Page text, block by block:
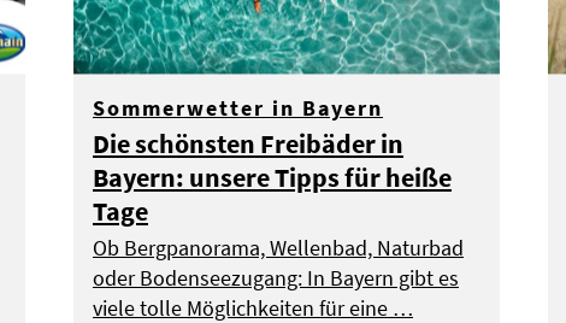
Sommerwetter in Bayern
Die schönsten Freibäder in
Bayern: unsere Tipps für heiße
Tage
Ob Bergpanorama, Wellenbad, Naturbad
oder Bodenseezugang: In Bayern gibt es
viele tolle Möglichkeiten für eine …